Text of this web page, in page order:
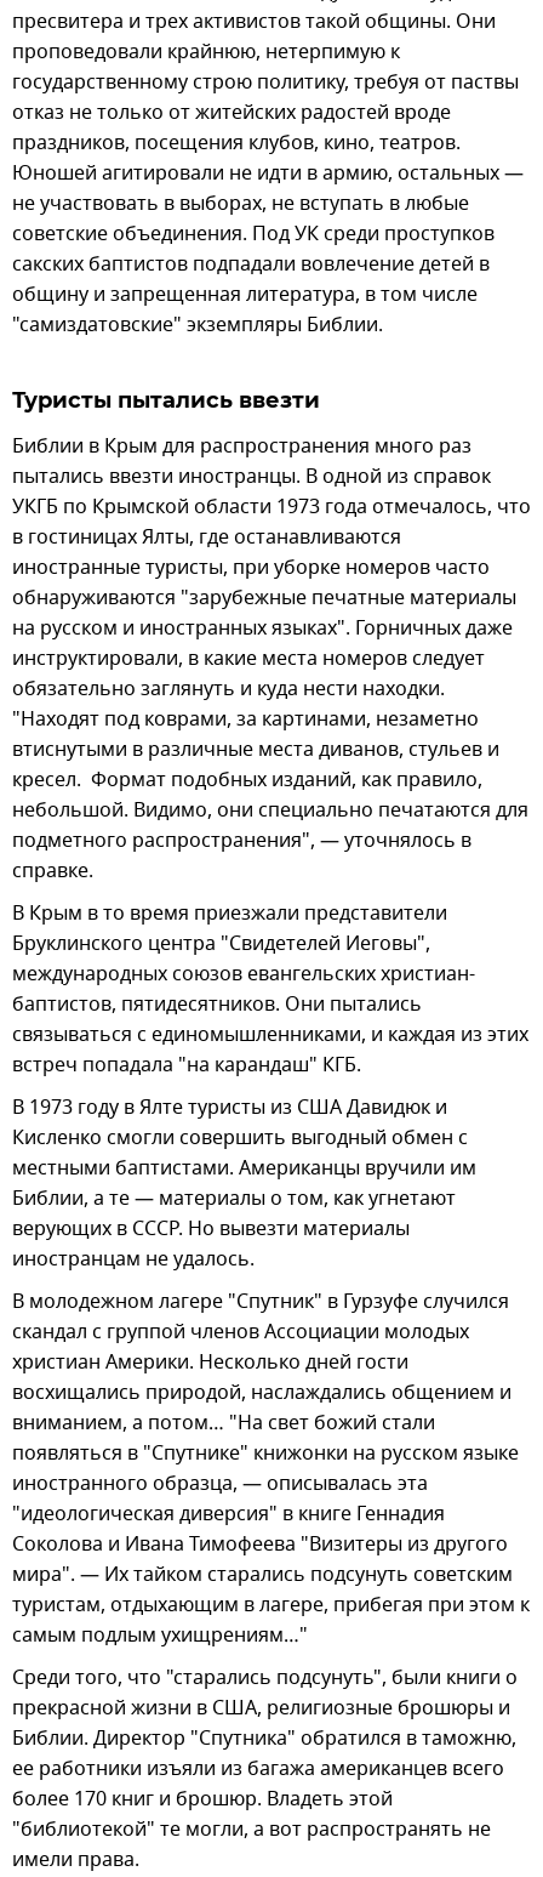
пресвитера и трех активистов такой общины. Они
проповедовали крайнюю, нетерпимую к
государственному строю политику, требуя от паствы
отказ не только от житейских радостей вроде
праздников, посещения клубов, кино, театров.
Юношей агитировали не идти в армию, остальных —
не участвовать в выборах, не вступать в любые
советские объединения. Под УК среди проступков
сакских баптистов подпадали вовлечение детей в
общину и запрещенная литература, в том числе
"самиздатовские" экземпляры Библии.
Туристы пытались ввезти
Библии в Крым для распространения много раз
пытались ввезти иностранцы. В одной из справок
УКГБ по Крымской области 1973 года отмечалось, что
в гостиницах Ялты, где останавливаются
иностранные туристы, при уборке номеров часто
обнаруживаются "зарубежные печатные материалы
на русском и иностранных языках". Горничных даже
инструктировали, в какие места номеров следует
обязательно заглянуть и куда нести находки.
"Находят под коврами, за картинами, незаметно
втиснутыми в различные места диванов, стульев и
кресел. Формат подобных изданий, как правило,
небольшой. Видимо, они специально печатаются для
подметного распространения", — уточнялось в
справке.
В Крым в то время приезжали представители
Бруклинского центра "Свидетелей Иеговы",
международных союзов евангельских христиан-
баптистов, пятидесятников. Они пытались
связываться с единомышленниками, и каждая из этих
встреч попадала "на карандаш" КГБ.
В 1973 году в Ялте туристы из США Давидюк и
Кисленко смогли совершить выгодный обмен с
местными баптистами. Американцы вручили им
Библии, а те — материалы о том, как угнетают
верующих в СССР. Но вывезти материалы
иностранцам не удалось.
В молодежном лагере "Спутник" в Гурзуфе случился
скандал с группой членов Ассоциации молодых
христиан Америки. Несколько дней гости
восхищались природой, наслаждались общением и
вниманием, а потом… "На свет божий стали
появляться в "Спутнике" книжонки на русском языке
иностранного образца, — описывалась эта
"идеологическая диверсия" в книге Геннадия
Соколова и Ивана Тимофеева "Визитеры из другого
мира". — Их тайком старались подсунуть советским
туристам, отдыхающим в лагере, прибегая при этом к
самым подлым ухищрениям…"
Среди того, что "старались подсунуть", были книги о
прекрасной жизни в США, религиозные брошюры и
Библии. Директор "Спутника" обратился в таможню,
ее работники изъяли из багажа американцев всего
более 170 книг и брошюр. Владеть этой
"библиотекой" те могли, а вот распространять не
имели права.